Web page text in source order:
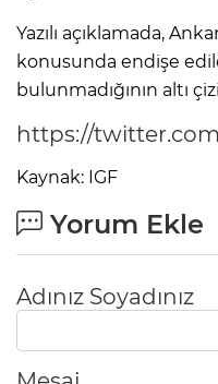
Yazılı açıklamada,
konusunda endişe
bulunmadığının altı
https://
Kaynak: IGF
Yorum Ekle
Adınız Soyadınız